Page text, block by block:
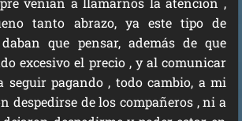
tanto abrazo, ya este tipo de
que pensar, además de que
excesivo el precio , y al comunicar
seguir pagando , todo cambio, a mi
despedirse de los compañeros , ni a